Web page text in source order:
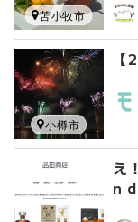
苫小牧市
小樽市
え
n